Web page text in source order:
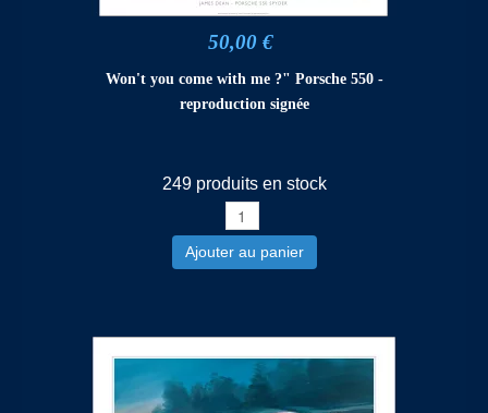
50,00 €
Won't you come with me ?" Porsche 550 -
reproduction signée
249 produits en stock
Ajouter au panier